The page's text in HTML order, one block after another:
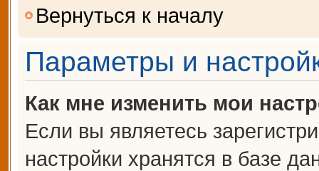
Вернуться к началу
Параметры и
Как мне изменить мои
Если вы являетесь
настройки хранятся в базе